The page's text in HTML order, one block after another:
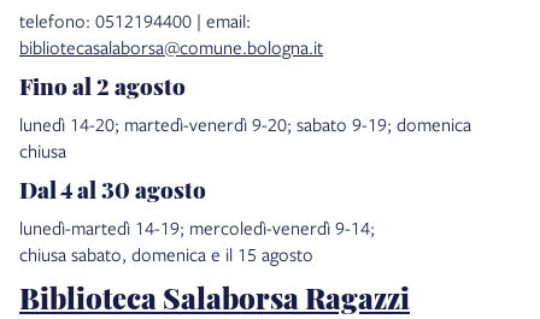
telefono: 0512194400 | email:
bibliotecasalaborsa@comune.bologna.it
Fino al 2 agosto
lunedì 14-20; martedì-venerdì 9-20; sabato 9-19; domenica
chiusa
Dal 4 al 30 agosto
lunedì-martedì 14-19; mercoledì-venerdì 9-14;
chiusa sabato, domenica e il 15 agosto
Biblioteca Salaborsa Ragazzi